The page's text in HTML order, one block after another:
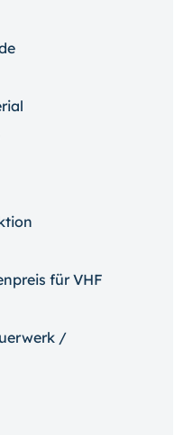
für VHF
/